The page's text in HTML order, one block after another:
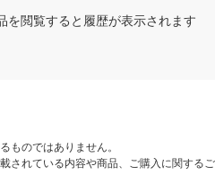
を閲覧すると履歴が表示されます
ものではありません。
れている内容や商品、ご購入に関する